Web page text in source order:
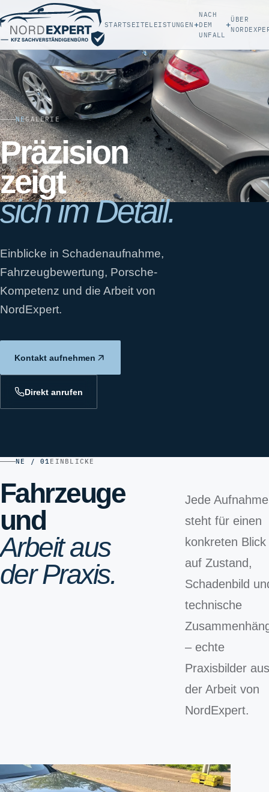
STARTSEITELEISTUNGEN+
NACH
DEM
UNFALL
+ÜBER
NEGALERIE
Präzision
zeigt
sich im Detail.
Einblicke in Schadenaufnahme,
Fahrzeugbewertung, Porsche-
Kompetenz und die Arbeit von
NordExpert.
Kontakt aufnehmen
Direkt anrufen
NE / 01EINBLICKE
Fahrzeuge
und
Arbeit aus
der Praxis.
Jede Aufnahme
steht für einen
konkreten Blick
auf Zustand,
Schadenbild
technische
– echte
Praxisbilder
der Arbeit von
NordExpert.